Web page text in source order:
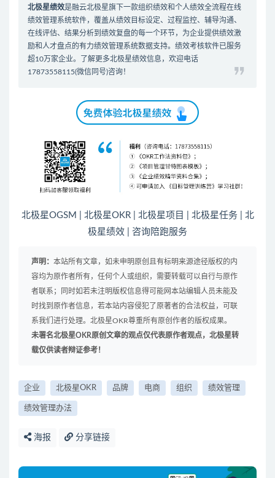
北极星绩效是融云北极星旗下一款组织绩效和个人绩效全流程在线
绩效管理系统软件，覆盖从绩效目标设定、过程监控、辅导沟通、
在线评估、结果分析到绩效复盘的每一个环节，为企业提供绩效激
励和人才盘点的有力绩效管理系统数据支持。 绩效考核软件已服务
超10万家企业。了解更多北极星绩效信息，欢迎电话
17873558115(微信同号)咨询！
北极星OGSM 北极星OKR| 北极星项目 北极星任务| 北
极星绩效
咨询陪跑服务
声明： 本站所有文章，如未申明原创且有标明来源途径版权的内
容均为原作者所有，任何个人或组织，需要转载可以自行与原作
者联系；同时如若未注明版权信息得可能网本站编辑人员未能及
时找到原作者信息，若本站内容侵犯了原著者的合法权益，可联
系我们进行处理。北极星OKR尊重所有原创作者的版权成果。
未署名北极星OKR原创文章的观点仅代表原作者观点，北极星转
载仅供读者辩证参考！
企业 北极星OKR 品牌 电商 组织 绩效管理
绩效管理办法
海报 分享链接